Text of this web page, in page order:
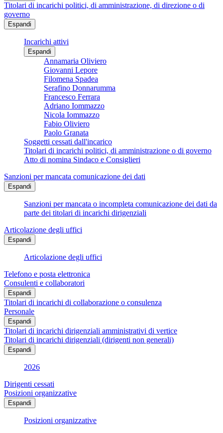
Titolari di incarichi politici, di amministrazione, di direzione o di
governo
Espandi
Incarichi attivi
Espandi
Annamaria Oliviero
Giovanni Lepore
Filomena Spadea
Serafino Donnarumma
Francesco Ferrara
Adriano Iommazzo
Nicola Iommazzo
Fabio Oliviero
Paolo Granata
Soggetti cessati dall'incarico
Titolari di incarichi politici, di amministrazione o di governo
Atto di nomina Sindaco e Consiglieri
Sanzioni per mancata comunicazione dei dati
Espandi
Sanzioni per mancata o incompleta comunicazione dei dati da
parte dei titolari di incarichi dirigenziali
Articolazione degli uffici
Espandi
Articolazione degli uffici
Telefono e posta elettronica
Consulenti e collaboratori
Espandi
Titolari di incarichi di collaborazione o consulenza
Personale
Espandi
Titolari di incarichi dirigenziali amministrativi di vertice
Titolari di incarichi dirigenziali (dirigenti non generali)
Espandi
2026
Dirigenti cessati
Posizioni organizzative
Espandi
Posizioni organizzative